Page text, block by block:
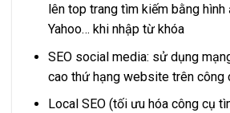
lên top trang tìm kiếm bằng hình
Yahoo… khi nhập từ khóa
SEO social media: sử dụng
cao thứ hạng website trên công
Local SEO (tối ưu hóa công cụ